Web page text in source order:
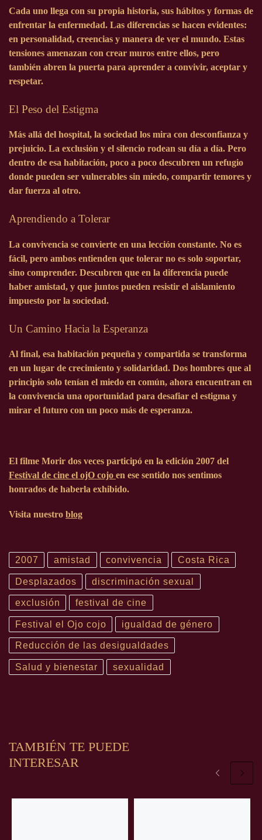
Cada uno llega con su propia historia, sus hábitos y formas de
enfrentar la enfermedad. Las diferencias se hacen evidentes:
en personalidad, creencias y manera de ver el mundo. Estas
tensiones amenazan con crear muros entre ellos, pero
también abren la puerta para aprender a convivir, aceptar y
respetar.
El Peso del Estigma
Más allá del hospital, la sociedad los mira con desconfianza y
prejuicio. La exclusión y el silencio rodean su día a día. Pero
dentro de esa habitación, poco a poco descubren un refugio
donde pueden ser vulnerables sin miedo, compartir temores y
dar fuerza al otro.
Aprendiendo a Tolerar
La convivencia se convierte en una lección constante. No es
fácil, pero ambos entienden que tolerar no es solo soportar,
sino comprender. Descubren que en la diferencia puede
haber amistad, y que juntos pueden resistir el aislamiento
impuesto por la sociedad.
Un Camino Hacia la Esperanza
Al final, esa habitación pequeña y compartida se transforma
en un lugar de crecimiento y solidaridad. Dos hombres que al
principio solo tenían el miedo en común, ahora encuentran en
la convivencia una oportunidad para desafiar el estigma y
mirar el futuro con un poco más de esperanza.
El filme Morir dos veces participó en la edición 2007 del
Festival de cine el ojO cojo en ese sentido nos sentimos
honrados de haberla exhibido.
Visita nuestro blog
2007 amistad convivencia Costa Rica
Desplazados discriminación sexual
exclusión festival de cine
Festival el Ojo cojo igualdad de género
Reducción de las desigualdades
Salud y bienestar sexualidad
TAMBIÉN TE PUEDE
INTERESAR